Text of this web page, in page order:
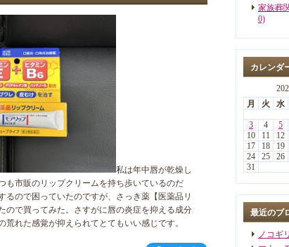
私は年中唇が乾燥し
も市販のリップクリームを持ち歩いているのだ
るので困っていたのですが、さっき薬【医薬品リ
ので買ってみた。さすがに唇の炎症を抑える成分
荒れた感覚が抑えられてとてもいい感じです。
家族葬
0)
カレンダ
月
火 水
3
4 5
10
11 12
17
18 19
24
25 26
31
最近のブ
ノコギ